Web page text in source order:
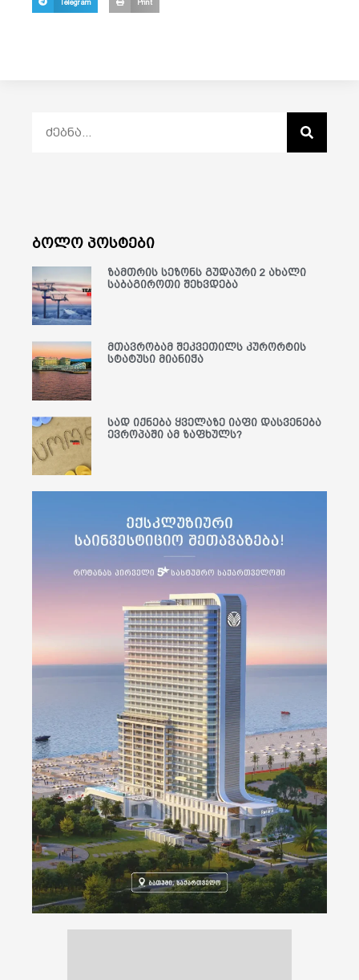
ბოლო პოსტები
ზამთრის სეზონს გუდაური 2 ახალი
საბაგიროთი შეხვდება
მთავრობამ შეკვეთილს კურორტის
სტატუსი მიანიჭა
სად იქნება ყველაზე იაფი დასვენება
ევროპაში ამ ზაფხულს?